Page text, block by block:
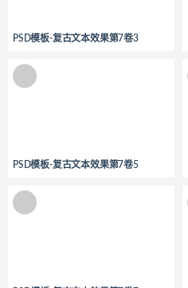
PSD模板-复古文本效果第7卷3
PSD模板-复古文本效果第7卷5